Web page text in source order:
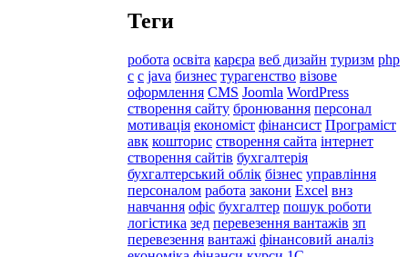
Теги
робота освіта карєра веб дизайн туризм php
c с java бизнес турагенство візове
оформлення CMS Joomla WordPress
створення сайту бронювання персонал
мотивація економіст фінансист Програміст
авк кошторис створення сайта інтернет
створення сайтів бухгалтерія
бухгалтерський облік бізнес управління
персоналом работа закони Excel внз
навчання офіс бухгалтер пошук роботи
логістика зед перевезення вантажів зп
перевезення вантажі фінансовий аналіз